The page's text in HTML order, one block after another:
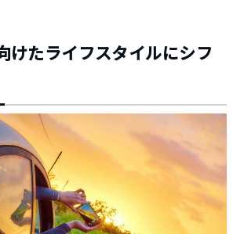
けたライフスタイルにシフ